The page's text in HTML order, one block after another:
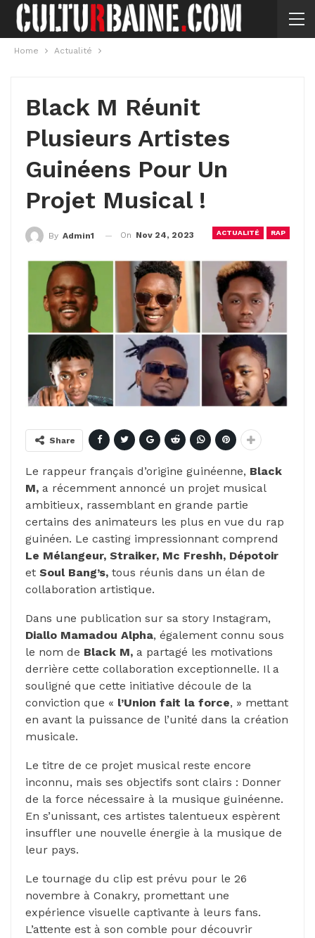
Home Actualité
Black M Réunit
Plusieurs Artistes
Guinéens Pour Un
Projet Musical !
ACTUALITÉ RAP
By Admin1 On Nov 24, 2023
Share
Le rappeur français d’origine guinéenne, Black
M, a récemment annoncé un projet musical
ambitieux, rassemblant en grande partie
certains des animateurs les plus en vue du rap
guinéen. Le casting impressionnant comprend
Le Mélangeur, Straiker, Mc Freshh, Dépotoir
et Soul Bang’s, tous réunis dans un élan de
collaboration artistique.
Dans une publication sur sa story Instagram,
Diallo Mamadou Alpha, également connu sous
le nom de Black M, a partagé les motivations
derrière cette collaboration exceptionnelle. Il a
souligné que cette initiative découle de la
conviction que « l’Union fait la force, » mettant
en avant la puissance de l’unité dans la création
musicale.
Le titre de ce projet musical reste encore
inconnu, mais ses objectifs sont clairs : Donner
de la force nécessaire à la musique guinéenne.
En s’unissant, ces artistes talentueux espèrent
insuffler une nouvelle énergie à la musique de
leur pays.
Le tournage du clip est prévu pour le 26
novembre à Conakry, promettant une
expérience visuelle captivante à leurs fans.
L’attente est à son comble pour découvrir